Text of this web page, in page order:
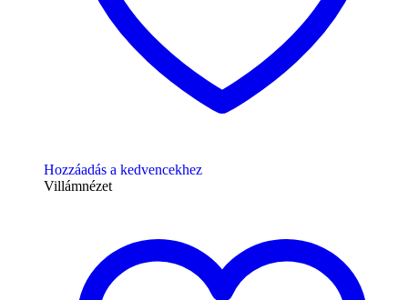
Hozzáadás a kedvencekhez
Villámnézet